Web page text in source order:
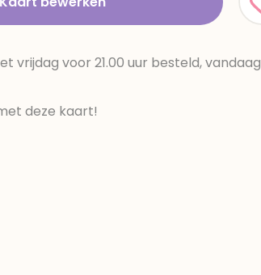
vrijdag voor 21.00 uur besteld, vandaag
deze kaart!